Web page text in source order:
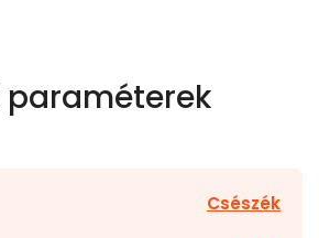
paraméterek
Csészék